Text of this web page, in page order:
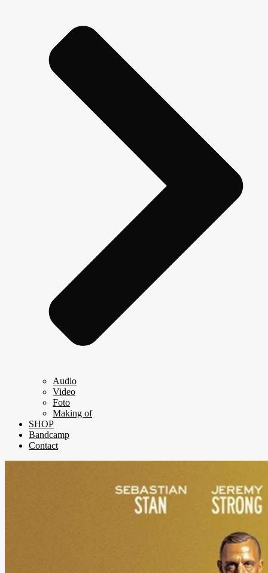
Audio
Video
Foto
Making of
SHOP
Bandcamp
Contact